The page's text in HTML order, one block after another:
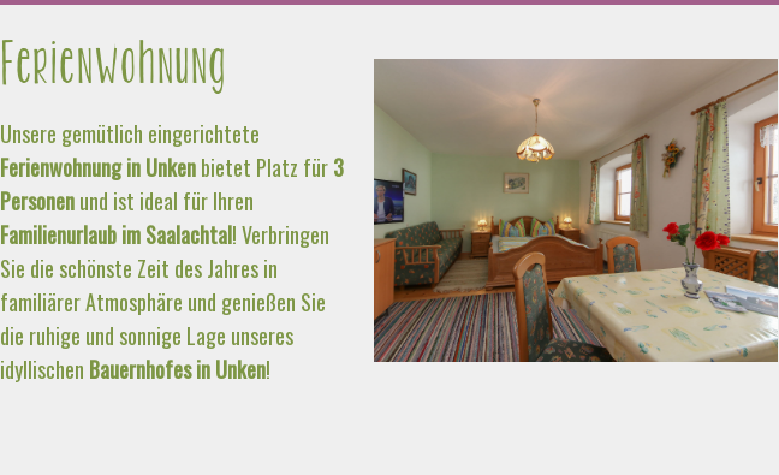
Ferienwohnung
Unsere gemütlich eingerichtete
Ferienwohnung in Unkenbietet Platz für3
Personenund ist ideal für Ihren
Familienurlaub im Saalachtal! Verbringen
Sie die schönste Zeit des Jahres in
familiärer Atmosphäre und genießen Sie
die ruhige und sonnige Lage unseres
idyllischen Bauernhofes in Unken!